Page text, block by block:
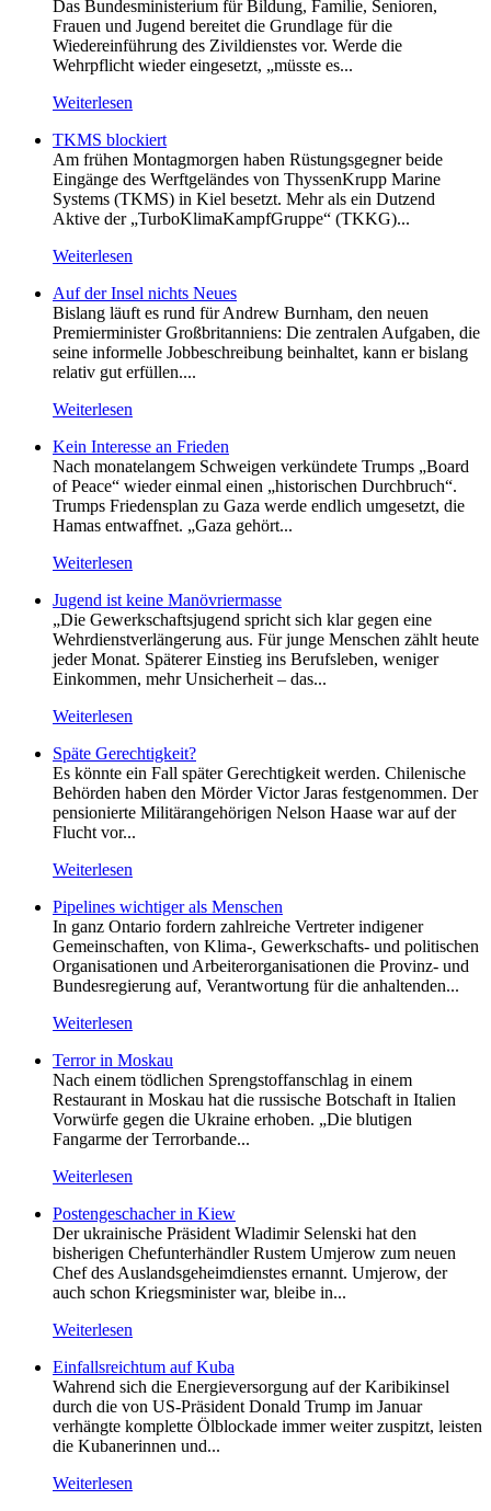
Das Bundesministerium für Bildung, Familie, Senioren,
Frauen und Jugend bereitet die Grundlage für die
Wiedereinführung des Zivildienstes vor. Werde die
Wehrpflicht wieder eingesetzt, „müsste es...
Weiterlesen
TKMS blockiert
Am frühen Montagmorgen haben Rüstungsgegner beide
Eingänge des Werftgeländes von ThyssenKrupp Marine
Systems (TKMS) in Kiel besetzt. Mehr als ein Dutzend
Aktive der „TurboKlimaKampfGruppe“ (TKKG)...
Weiterlesen
Auf der Insel nichts Neues
Bislang läuft es rund für Andrew Burnham, den neuen
Premierminister Großbritanniens: Die zentralen Aufgaben, die
seine informelle Jobbeschreibung beinhaltet, kann er bislang
relativ gut erfüllen....
Weiterlesen
Kein Inte­resse an Frieden
Nach monatelangem Schweigen verkündete Trumps „Board
of Peace“ wieder einmal einen „historischen Durchbruch“.
Trumps Friedensplan zu Gaza werde endlich umgesetzt, die
Hamas entwaffnet. „Gaza gehört...
Weiterlesen
Jugend ist keine Manövriermasse
„Die Gewerkschaftsjugend spricht sich klar gegen eine
Wehrdienstverlängerung aus. Für junge Menschen zählt heute
jeder Monat. Späterer Einstieg ins Berufsleben, weniger
Einkommen, mehr Unsicherheit – das...
Weiterlesen
Späte Gerechtigkeit?
Es könnte ein Fall später Gerechtigkeit werden. Chilenische
Behörden haben den Mörder Victor Jaras festgenommen. Der
pensionierte Militärangehörigen Nelson Haase war auf der
Flucht vor...
Weiterlesen
Pipelines wichtiger als Menschen
In ganz Ontario fordern zahlreiche Vertreter indigener
Gemeinschaften, von Klima-, Gewerkschafts- und politischen
Organisationen und Arbeiterorganisationen die Provinz- und
Bundesregierung auf, Verantwortung für die anhaltenden...
Weiterlesen
Terror in Moskau
Nach einem tödlichen Sprengstoffanschlag in einem
Restaurant in Moskau hat die russische Botschaft in Italien
Vorwürfe gegen die Ukraine erhoben. „Die blutigen
Fangarme der Terrorbande...
Weiterlesen
Postengeschacher in Kiew
Der ukrainische Präsident Wladimir Selenski hat den
bisherigen Chefunterhändler Rustem Umjerow zum neuen
Chef des Auslandsgeheimdienstes ernannt. Umjerow, der
auch schon Kriegsminister war, bleibe in...
Weiterlesen
Einfallsreichtum auf Kuba
Wahrend sich die Energieversorgung auf der Karibikinsel
durch die von US-Präsident Donald Trump im Januar
verhängte komplette Ölblockade immer weiter zuspitzt, leisten
die Kubanerinnen und...
Weiterlesen